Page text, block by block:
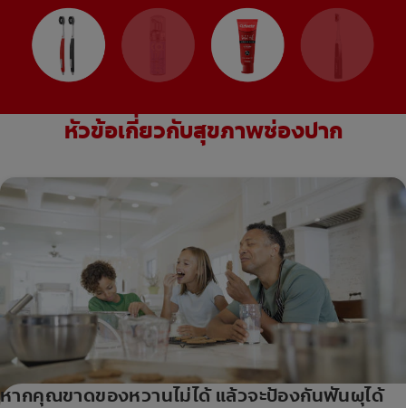
หัวข้อเกี่ยวกับสุขภาพช่องปาก
หากคุณขาดของหวานไม่ได้ แล้วจะป้องกันฟันผุได้